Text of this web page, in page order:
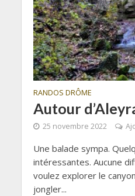
RANDOS DRÔME
Autour
25 novembre 2022
Une balade sympa.
intéressantes. Aucune
voulez explorer le
jongler...